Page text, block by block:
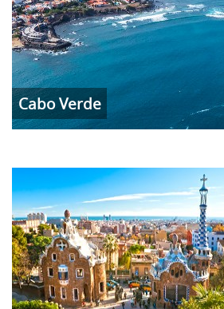
Cabo Verde